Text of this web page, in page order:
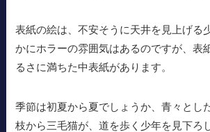
表紙の絵は、不安そうに天井を見上げる
かにホラーの雰囲気はあるのですが、表
るさに満ちた中表紙があります。
季節は初夏から夏でしょうか、青々とし
枝から三毛猫が、道を歩く少年を見下ろ